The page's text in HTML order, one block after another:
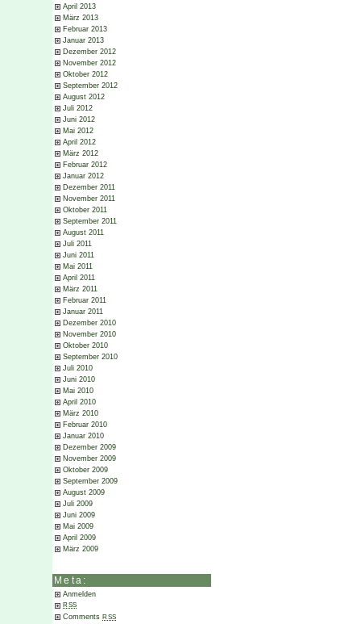
April 2013
März 2013
Februar 2013
Januar 2013
Dezember 2012
November 2012
Oktober 2012
September 2012
August 2012
Juli 2012
Juni 2012
Mai 2012
April 2012
März 2012
Februar 2012
Januar 2012
Dezember 2011
November 2011
Oktober 2011
September 2011
August 2011
Juli 2011
Juni 2011
Mai 2011
April 2011
März 2011
Februar 2011
Januar 2011
Dezember 2010
November 2010
Oktober 2010
September 2010
Juli 2010
Juni 2010
Mai 2010
April 2010
März 2010
Februar 2010
Januar 2010
Dezember 2009
November 2009
Oktober 2009
September 2009
August 2009
Juli 2009
Juni 2009
Mai 2009
April 2009
März 2009
Meta:
Anmelden
RSS
Comments RSS